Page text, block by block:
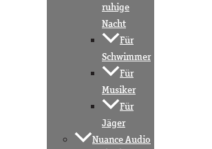
ruhige
Nacht
Für
Schwimmer
Für
Musiker
Für
Jäger
Nuance Audio